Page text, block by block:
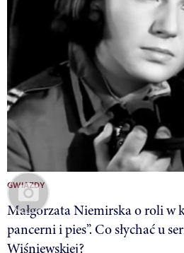
GWIAZDY
Małgorzata Niemirska o roli w
pancerni i pies”. Co słychać u
Wiśniewskiej?